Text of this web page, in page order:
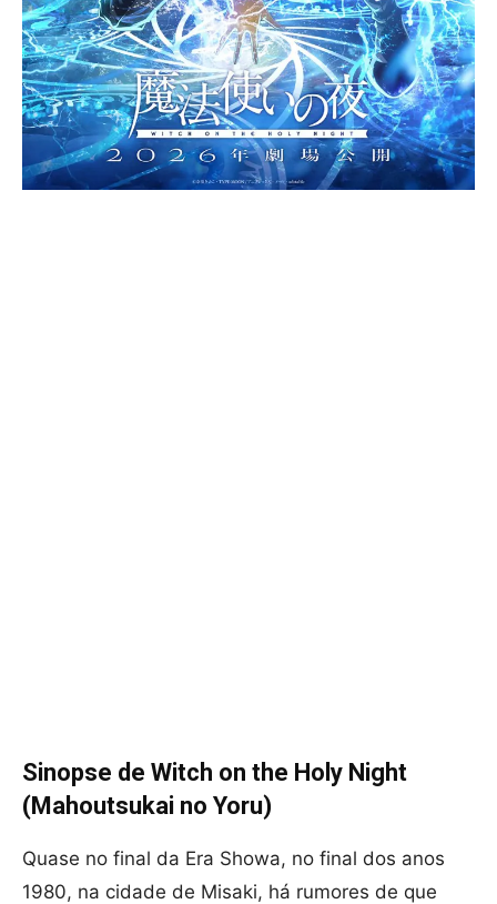
Sinopse de Witch on the Holy Night
(Mahoutsukai no Yoru)
Quase no final da Era Showa, no final dos anos
1980, na cidade de Misaki, há rumores de que